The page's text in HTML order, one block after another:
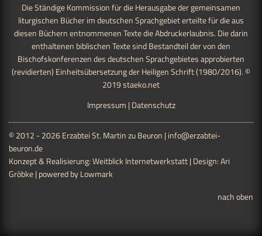
Die Ständige Kommission für die Herausgabe der gemeinsamen
liturgischen Bücher im deutschen Sprachgebiet erteilte für die aus
diesen Büchern entnommenen Texte die Abdruckerlaubnis. Die darin
enthaltenen biblischen Texte sind Bestandteil der von den
Bischofskonferenzen des deutschen Sprachgebietes approbierten
(revidierten) Einheitsübersetzung der Heiligen Schrift (1980/2016). ©
2019staeko.net
Impressum | Datenschutz
© 2012 - 2026 Erzabtei St. Martin zu Beuron | info@erzabtei-
beuron.de
Konzept & Realisierung:Weitblick Internetwerkstatt| Design:Ari
Gröbke| powered byLowmark
nach oben